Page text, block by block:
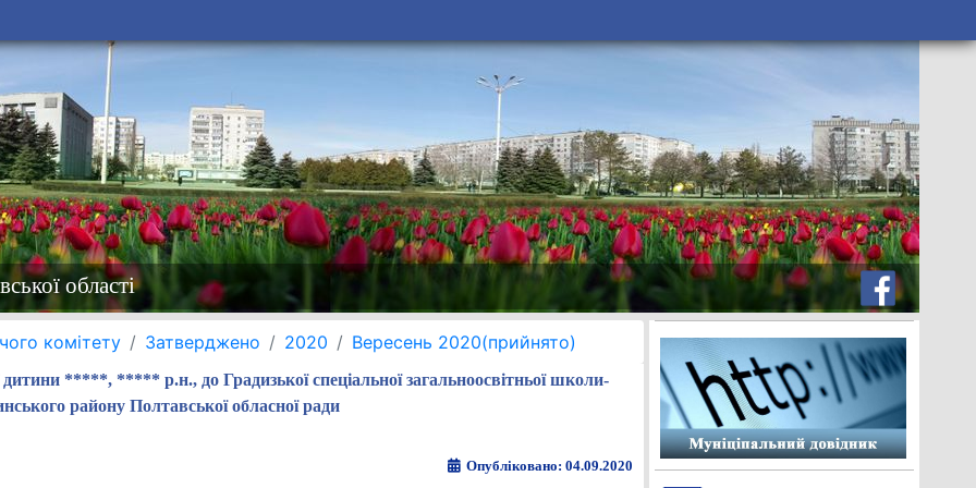
області
комітету Затверджено 2020 Вересень 2020(прийнято)
*****, ***** р.н., до Градизької спеціальної загальноосвітньої школи-
району Полтавської обласної ради
Опубліковано: 04.09.2020